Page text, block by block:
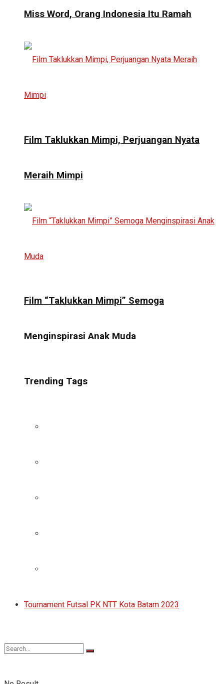
Miss Word, Orang Indonesia Itu Ramah
Film Taklukkan Mimpi, Perjuangan Nyata
Meraih Mimpi
Film “Taklukkan Mimpi” Semoga
Menginspirasi Anak Muda
Trending Tags
Tournament Futsal PK NTT Kota Batam 2023